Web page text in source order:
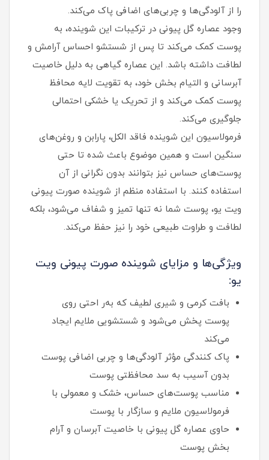
را از آلودگی‌ها و چربی‌های اضافی پاک می‌کند.
وجود عصاره گل پیونی در ترکیبات این شوینده، به
پوست کمک می‌کند تا پس از شستشو احساس آرامش و
لطافت داشته باشد. این عصاره گیاهی به دلیل خاصیت
آبرسانی و التیام‌ بخش خود، به تقویت لایه محافظ
پوست کمک می‌کند و از تحریک یا خشکی احتمالی
جلوگیری می‌کند.
فرمولاسیون این شوینده فاقد الکل، پارابن و روغن‌های
سنگین است و همین موضوع باعث شده تا حتی
پوست‌های حساس نیز بتوانند بدون نگرانی از آن
استفاده کنند. با استفاده منظم از شوینده صورت پیونی
ویت یو، پوست شما نه‌ تنها تمیز و شفاف می‌شود، بلکه
لطافت و طراوت طبیعی خود را نیز حفظ می‌کند.
ویژگی‌ها و مزایای شوینده صورت پیونی ویت
یو:
بافت کرمی و شیری لطیف که به‌ر احتی روی
پوست پخش می‌شود و شستشویی ملایم ایجاد
می‌کند
پاک کنندگی مؤثر آلودگی‌ها و چربی اضافی پوست
بدون آسیب به سد محافظتی پوست
مناسب پوست‌های حساس، خشک و معمولی با
فرمولاسیون ملایم و سازگار با پوست
حاوی عصاره گل پیونی با خاصیت آبرسان و آرام
بخش پوست